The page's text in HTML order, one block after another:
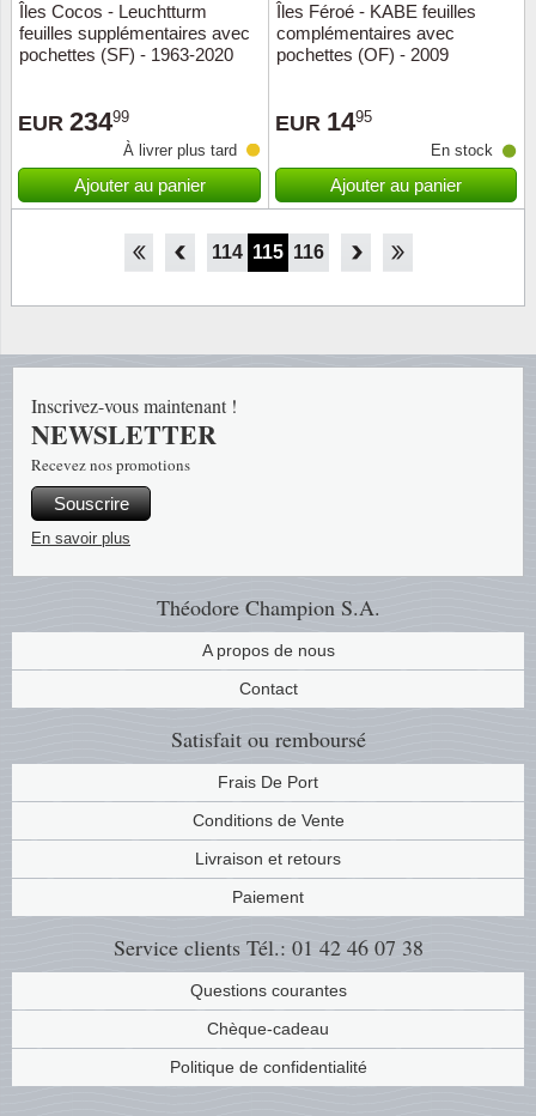
Îles Cocos - Leuchtturm
feuilles supplémentaires avec
pochettes (SF) - 1963-2020
EUR 23499
À livrer plus tard
Ajouter au panier
Îles Féroé - KABE feuilles
complémentaires avec
pochettes (OF) - 2009
EUR 1495
En stock
Ajouter au panier
112 113 114 115 116 117 118
Théodore Champion S.A.
A propos de nous
Contact
Satisfait ou remboursé
Frais De Port
Conditions de Vente
Livraison et retours
Paiement
Service clients Tél.: 01 42 46 07 38
Questions courantes
Chèque-cadeau
Politique de confidentialité
Inscrivez-vous maintenant !
NEWSLETTER
Recevez nos promotions
Souscrire
En savoir plus